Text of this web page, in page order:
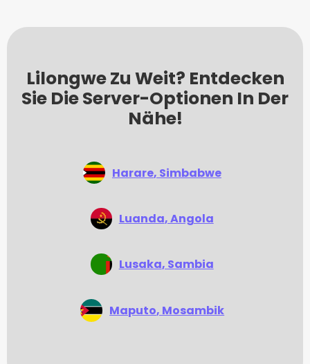
Lilongwe Zu Weit? Entdecken
Sie Die Server-Optionen In Der
Nähe!
Harare, Simbabwe
Luanda, Angola
Lusaka, Sambia
Maputo, Mosambik